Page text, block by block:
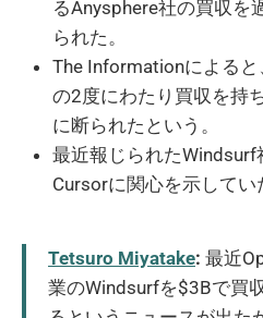
るAnysphere社の買収を
られた。
The Informationによる
の2度にわたり買収を持
に断られたという。
最近報じられたWindsurf
Cursorに関心を示してい
Tetsuro Miyatake: 最近
業のWindsurfを$3Bで買